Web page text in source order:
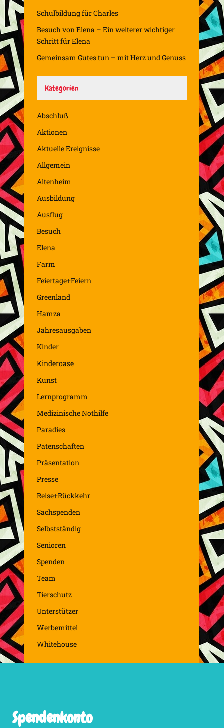
Schulbildung für Charles
Besuch von Elena – Ein weiterer wichtiger
Schritt für Elena
Gemeinsam Gutes tun – mit Herz und Genuss
Kategorien
Abschluß
Aktionen
Aktuelle Ereignisse
Allgemein
Altenheim
Ausbildung
Ausflug
Besuch
Elena
Farm
Feiertage+Feiern
Greenland
Hamza
Jahresausgaben
Kinder
Kinderoase
Kunst
Lernprogramm
Medizinische Nothilfe
Paradies
Patenschaften
Präsentation
Presse
Reise+Rückkehr
Sachspenden
Selbstständig
Senioren
Spenden
Team
Tierschutz
Unterstützer
Werbemittel
Whitehouse
Spendenkonto